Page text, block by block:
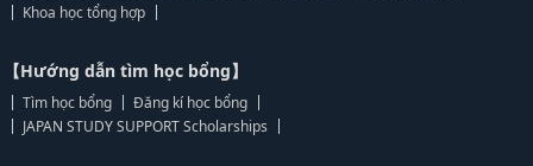
Khoa học tổng hợp
【Hướng dẫn tìm học bổng】
Tìm học bổng
Đăng kí học bổng
JAPAN STUDY SUPPORT Scholarships